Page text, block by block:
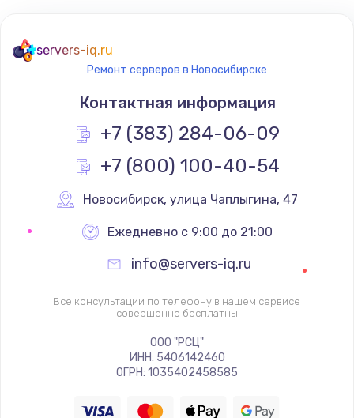
Замена южного моста
2300 руб.
Заказать
Замена вебкамеры
1340 руб.
Заказать
Ремонт петель крышки
Заказать
Настройка Wi-Fi
1260 руб.
Заказать
servers-iq.ru
Ремонт серверов в Новосибирске
Контактная информация
+7 (383) 284-06-09
+7 (800) 100-40-54
Новосибирск, улица Чаплыгина, 47
Ежедневно с 9:00 до 21:00
info@servers-iq.ru
Все консультации по телефону в нашем сервисе
совершенно бесплатны
ООО "РСЦ"
ИНН: 5406142460
ОГРН: 1035402458585